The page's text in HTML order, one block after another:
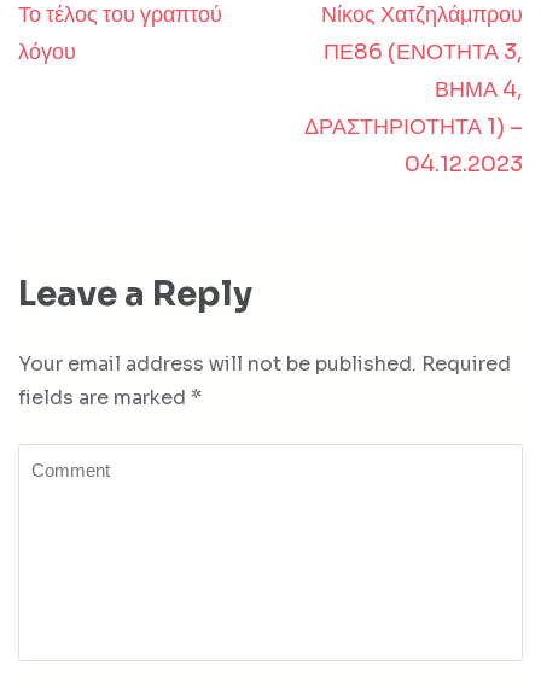
Post
Το τέλος του γραπτού
λόγου
Νίκος Χατζηλάμπρου
ΠΕ86 (ΕΝΟΤΗΤΑ 3,
ΒΗΜΑ 4,
ΔΡΑΣΤΗΡΙΟΤΗΤΑ 1) –
04.12.2023
Leave a Reply
Your email address will not be published. Required
fields are marked *
Comment